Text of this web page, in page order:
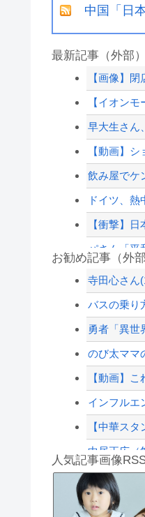
中国「日
最新記事（外部）
【画像】
【イオン
早大生さん
【動画】
飲み屋でケ
ドイツ、
【衝撃】
パさん「平
イーロン
移民を大
昨日のE-楽
ジャンポ
【配信者
【緊急速
お勧め記事（外部
寺田心さん
バスの乗り
勇者「異世
のび太ママ
【動画】
インフルエ
【中華ス
中居正広（
不眠症のワ
【トラウ
人気記事画像